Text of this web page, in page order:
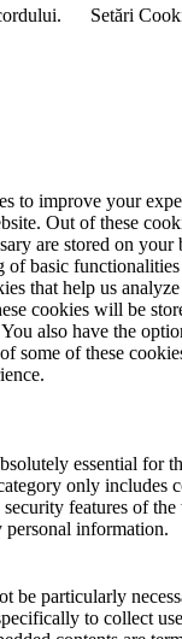
Setări
to improve your
Out of these
are stored on your
of basic
that help us
cookies will be
also have the
some of these
essential for
only includes
features of the
personal information.
be particularly
to collect